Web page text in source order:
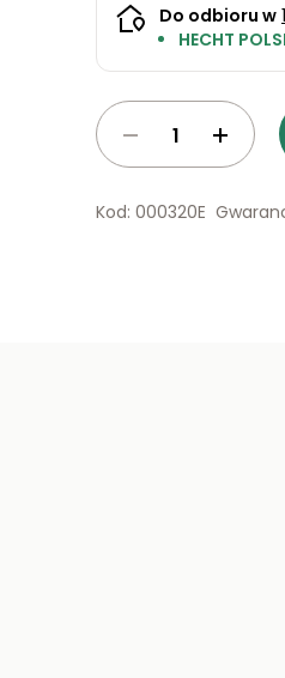
Do odbioru w
HECHT
Kod: 000320E